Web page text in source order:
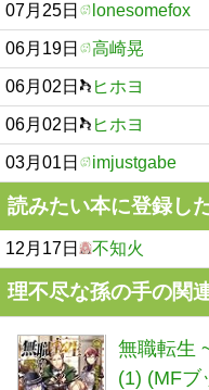
07月25日 lonesomefox
06月19日 高崎晃
06月02日 ヒホヨ
06月02日 ヒホヨ
03月01日 imjustgabe
読みたい本に登録し
12月17日 不知火
理不尽な孫の手の関
無職転生
(1) (MFブ